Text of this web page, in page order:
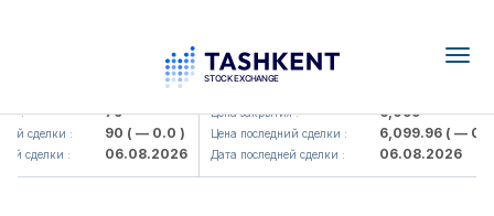
: 79
сделки : 90( — 0.0 )
сделки : 06.08.2026
UZMK (<O'zmetkombinat> AJ)
Цена закрытия : 6,099
Цена последний сделки : 6,099.96( — 0.0
Дата последней сделки : 06.08.2026